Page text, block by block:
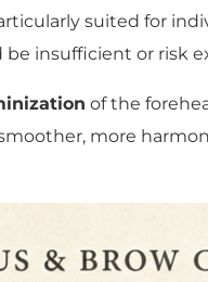
suited for
insufficient or risk
of the
more